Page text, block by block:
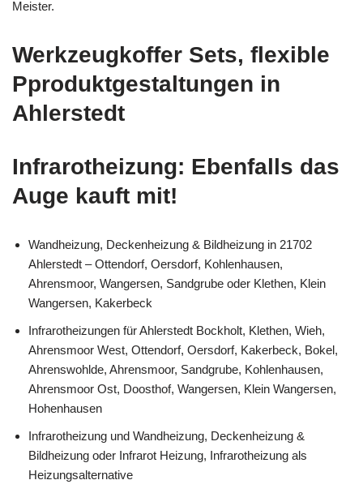
Meister.
Werkzeugkoffer Sets, flexible
Pproduktgestaltungen in
Ahlerstedt
Infrarotheizung: Ebenfalls das
Auge kauft mit!
Wandheizung, Deckenheizung & Bildheizung in 21702
Ahlerstedt – Ottendorf, Oersdorf, Kohlenhausen,
Ahrensmoor, Wangersen, Sandgrube oder Klethen, Klein
Wangersen, Kakerbeck
Infrarotheizungen für Ahlerstedt Bockholt, Klethen, Wieh,
Ahrensmoor West, Ottendorf, Oersdorf, Kakerbeck, Bokel,
Ahrenswohlde, Ahrensmoor, Sandgrube, Kohlenhausen,
Ahrensmoor Ost, Doosthof, Wangersen, Klein Wangersen,
Hohenhausen
Infrarotheizung und Wandheizung, Deckenheizung &
Bildheizung oder Infrarot Heizung, Infrarotheizung als
Heizungsalternative